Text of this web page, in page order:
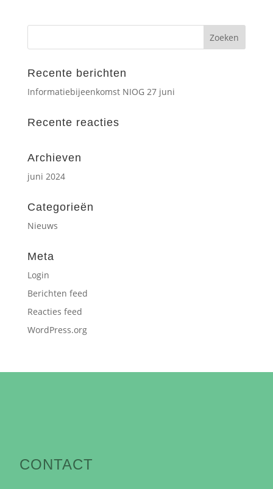
Recente berichten
Informatiebijeenkomst NIOG 27 juni
Recente reacties
Archieven
juni 2024
Categorieën
Nieuws
Meta
Login
Berichten feed
Reacties feed
WordPress.org
CONTACT